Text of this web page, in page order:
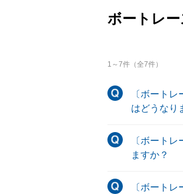
ボートレー
1 ～7件（全7件）
〔ボート
はどうなり
〔ボート
ますか？
〔ボート